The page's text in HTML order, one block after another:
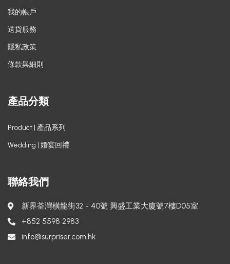
我的帳戶
送貨服務
隱私政策
條款與細則
產品分類
Product | 產品系列
Wedding | 婚宴回禮
聯絡我們
新界荃灣橫龍街32 - 40號 興盛工業大廈號7樓D05室
+852 5598 2983
info@surpriser.com.hk